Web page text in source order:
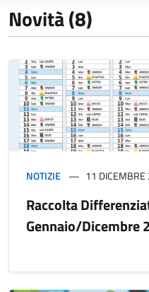
Novità (8)
NOTIZIE 11
Raccolta
Gennaio/Dicembre